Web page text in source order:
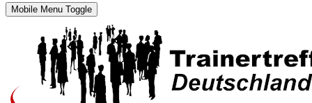
Mobile Menu Toggle